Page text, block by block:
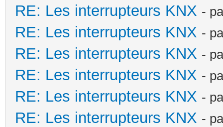
RE: Les interrupteurs KNX -
RE: Les interrupteurs KNX -
RE: Les interrupteurs KNX -
RE: Les interrupteurs KNX -
RE: Les interrupteurs KNX -
RE: Les interrupteurs KNX -